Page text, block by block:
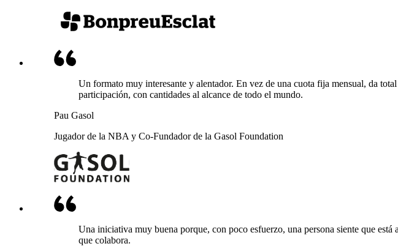
Un formato muy interesante y alentador. En vez de una cuota fija mensual, da
participación, con cantidades al alcance de todo el mundo.
Pau Gasol
Jugador de la NBA y Co-Fundador de la Gasol Foundation
Una iniciativa muy buena porque, con poco esfuerzo, una persona siente que
que colabora.